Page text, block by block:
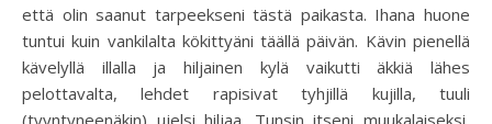
että olin saanut tarpeekseni tästä paikasta. Ihana huone
tuntui kuin vankilalta kökittyäni täällä päivän. Kävin pienellä
kävelyllä illalla ja hiljainen kylä vaikutti äkkiä lähes
pelottavalta, lehdet rapisivat tyhjillä kujilla, tuuli
(tyyntyneenäkin) ujelsi hiljaa. Tunsin itseni muukalaiseksi,